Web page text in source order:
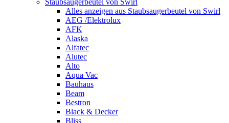
Staubsaugerbeutel von Swirl
Alles anzeigen aus Staubsaugerbeutel von Swirl
AEG /Elektrolux
AFK
Alaska
Alfatec
Alutec
Alto
Aqua Vac
Bauhaus
Beam
Bestron
Black & Decker
Bliss